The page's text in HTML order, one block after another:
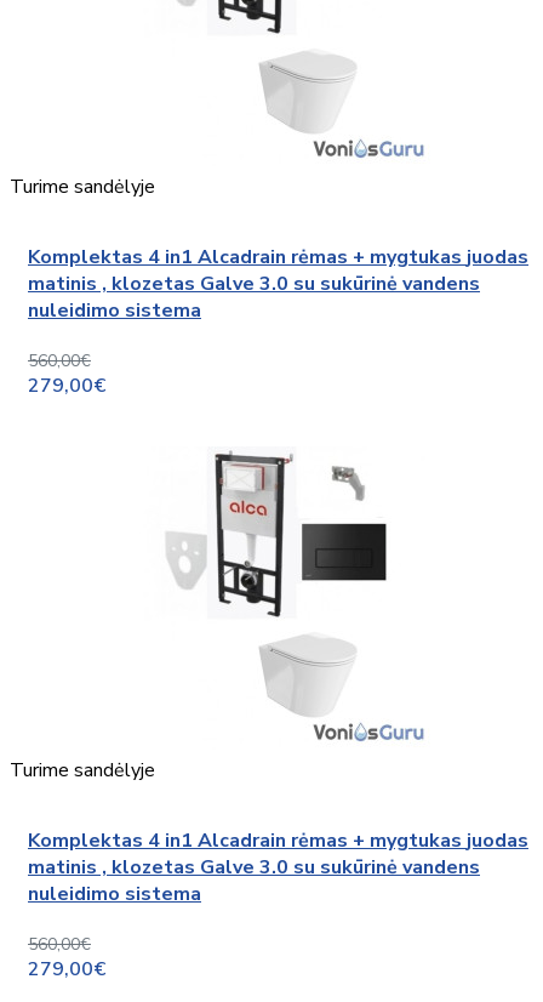
Turime sandėlyje
Komplektas 4 in1 Alcadrain rėmas + mygtukas juodas
matinis , klozetas Galve 3.0 su sukūrinė vandens
nuleidimo sistema
560,00€
279,00€
Turime sandėlyje
Komplektas 4 in1 Alcadrain rėmas + mygtukas juodas
matinis , klozetas Galve 3.0 su sukūrinė vandens
nuleidimo sistema
560,00€
279,00€